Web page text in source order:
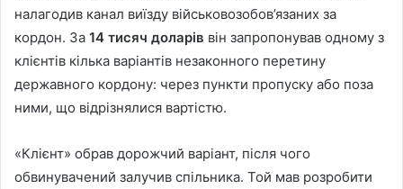
налагодив канал виїзду військовозобов’язаних за
кордон. За 14 тисяч доларів він запропонував одному з
клієнтів кілька варіантів незаконного перетину
державного кордону: через пункти пропуску або поза
ними, що відрізнялися вартістю.
«Клієнт» обрав дорожчий варіант, після чого
обвинувачений залучив спільника. Той мав розробити